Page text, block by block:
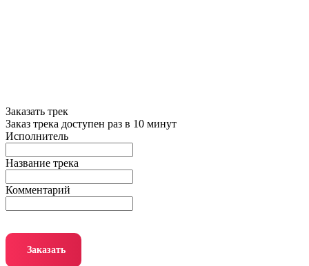
Заказать трек
Заказ трека доступен раз в 10 минут
Исполнитель
Название трека
Комментарий
Заказать